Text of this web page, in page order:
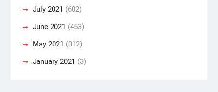
July 2021 (602)
June 2021 (453)
May 2021 (312)
January 2021 (3)